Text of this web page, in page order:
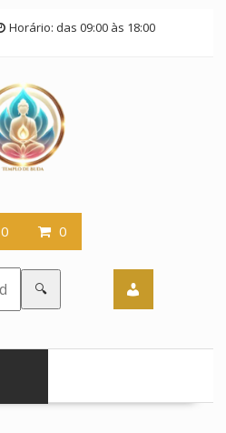
Horário: das 09:00 às 18:00
0 0
🔍